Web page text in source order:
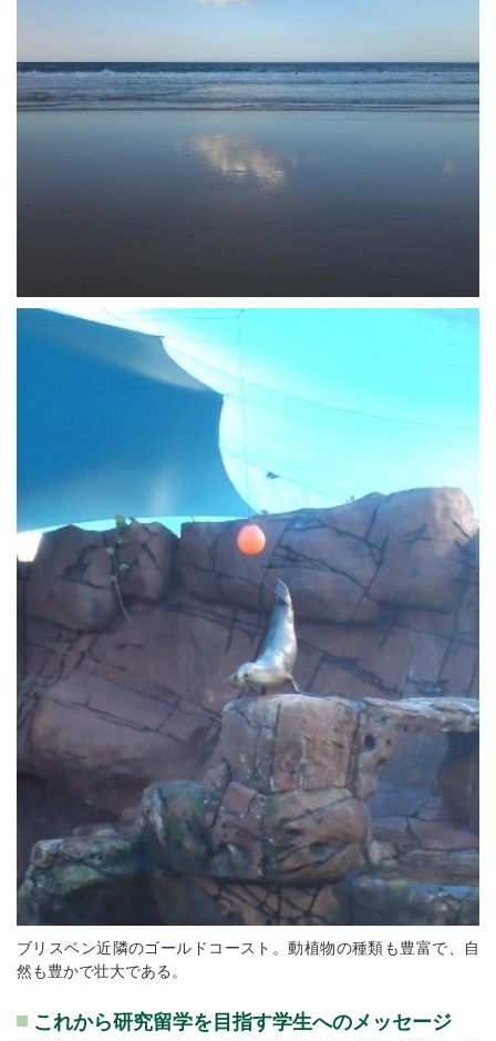
ブリスベン近隣のゴールドコースト。動植物の種類も豊富で、自
然も豊かで壮大である。
これから研究留学を目指す学生へのメッセージ